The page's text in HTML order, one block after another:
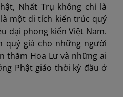
Nhất Trụ không chỉ là
một di tích kiến trúc quý
đại phong kiến Việt Nam.
quý giá cho những người
thăm Hoa Lư và những ai
Phật giáo thời kỳ đầu ở